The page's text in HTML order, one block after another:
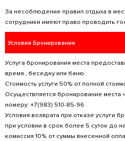
27. Запрещено
дымовые шашки, шары
28. Запрещено
* «Кодекс Российской
правонарушениях» от
стадионах, в скверах,
пользования, в других